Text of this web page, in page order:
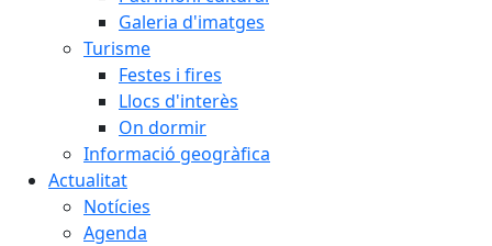
Galeria d'imatges
Turisme
Festes i fires
Llocs d'interès
On dormir
Informació geogràfica
Actualitat
Notícies
Agenda